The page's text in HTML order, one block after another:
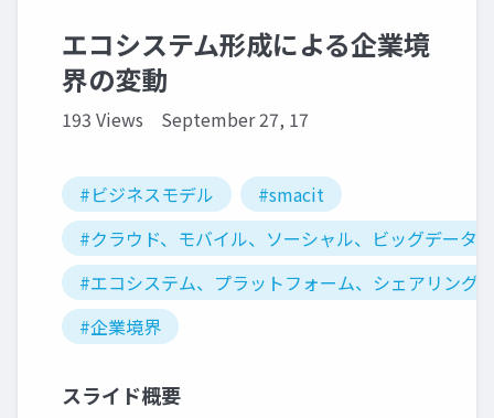
エコシステム形成による企業境
界の変動
193 Views September 27, 17
#ビジネスモデル
#smacit
#クラウド、モバイル、ソーシャル、ビッグデータ
#エコシステム、プラットフォーム、シェアリング
#企業境界
スライド概要